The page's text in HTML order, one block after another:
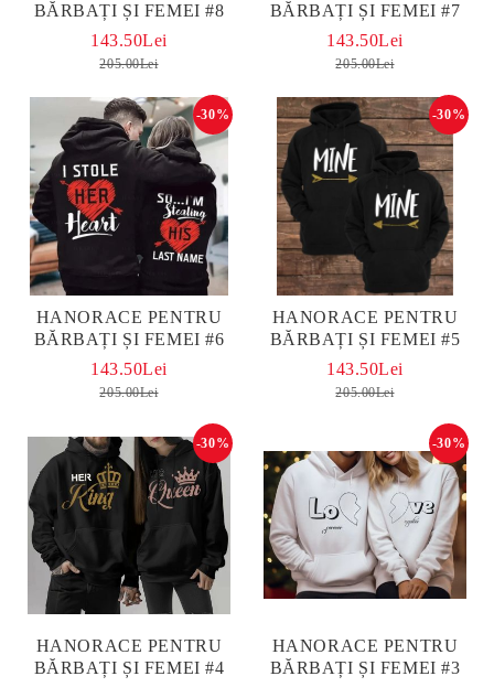
BĂRBAȚI ȘI FEMEI #8
143.50Lei
205.00Lei
BĂRBAȚI ȘI FEMEI #7
143.50Lei
205.00Lei
HANORACE PENTRU
BĂRBAȚI ȘI FEMEI #6
-30%
143.50Lei
205.00Lei
HANORACE PENTRU
BĂRBAȚI ȘI FEMEI #5
-30%
143.50Lei
205.00Lei
HANORACE PENTRU
BĂRBAȚI ȘI FEMEI #4
-30%
HANORACE PENTRU
BĂRBAȚI ȘI FEMEI #3
-30%